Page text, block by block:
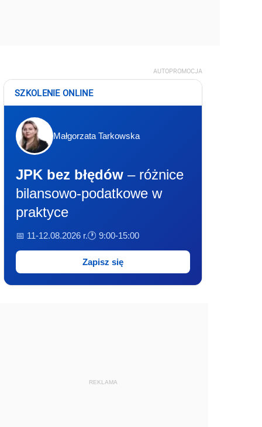
AUTOPROMOCJA
SZKOLENIE ONLINE
Małgorzata Tarkowska
JPK bez błędów – różnice
bilansowo-podatkowe w
praktyce
📅 11-12.08.2026 r.🕐 9:00-15:00
Zapisz się
REKLAMA